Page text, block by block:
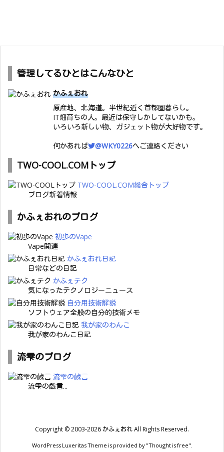
管理してるひとはこんなひと
かふぇおれ
原産地、北海道。半世紀近く首都圏暮らし。
IT畑育ちの人。最近は保守しかしてないかも。
いろいろ新しい物、ガジェット物が大好物です。
何かあれば
@WKY0226へご連絡ください
TWO-COOL.COMトップ
TWO-COOL.COM総合トップ
ブログ新着情報
かふぇおれのブログ
初歩のVape
Vape関連
かふぇおれ日記
日常などの日記
かふぇテク
気になったテクノロジーニュース
自分用技術解説
ソフトウェア全般の自分的技術メモ
我が家のわんこ
我が家のわんこ日記
流雫のブログ
流雫の戯言
流雫の戯言...
Copyright ©2003-2026 かふぇおれAll Rights Reserved.
WordPress Luxeritas Theme is provided by "Thought is free".